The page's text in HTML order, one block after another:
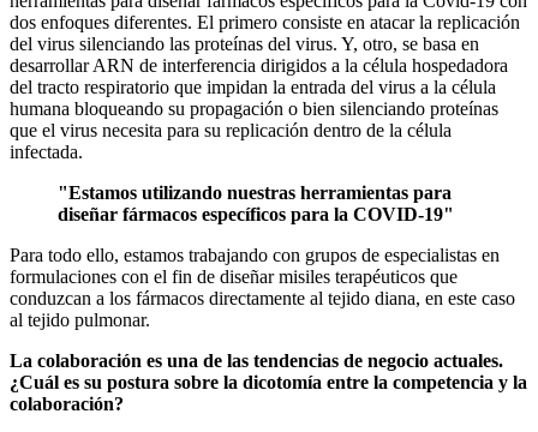
dos enfoques diferentes. El primero consiste en atacar la replicación
del virus silenciando las proteínas del virus. Y, otro, se basa en
desarrollar ARN de interferencia dirigidos a la célula hospedadora
del tracto respiratorio que impidan la entrada del virus a la célula
humana bloqueando su propagación o bien silenciando proteínas
que el virus necesita para su replicación dentro de la célula
infectada.
"Estamos utilizando nuestras herramientas para
diseñar fármacos específicos para la COVID-19"
Para todo ello, estamos trabajando con grupos de especialistas en
formulaciones con el fin de diseñar misiles terapéuticos que
conduzcan a los fármacos directamente al tejido diana, en este caso
al tejido pulmonar.
La colaboración es una de las tendencias de negocio actuales.
¿Cuál es su postura sobre la dicotomía entre la competencia y la
colaboración?